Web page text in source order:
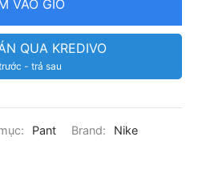
VÀO GIỎ
QUA KREDIVO
- trả sau
Pant Brand: Nike